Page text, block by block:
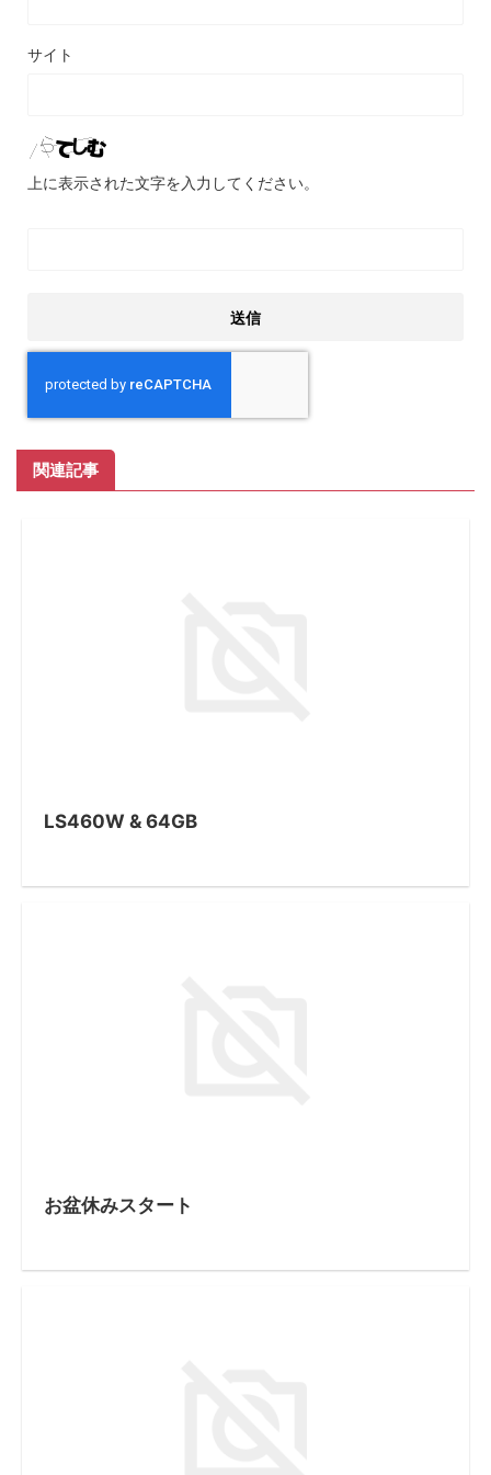
サイト
上に表示された文字を入力してください。
関連記事
LS460W & 64GB
お盆休みスタート